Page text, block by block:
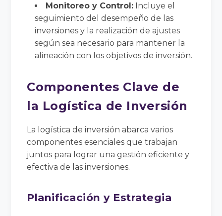
Monitoreo y Control: Incluye el
seguimiento del desempeño de las
inversiones y la realización de ajustes
según sea necesario para mantener la
alineación con los objetivos de inversión.
Componentes Clave de
la Logística de Inversión
La logística de inversión abarca varios
componentes esenciales que trabajan
juntos para lograr una gestión eficiente y
efectiva de las inversiones.
Planificación y Estrategia